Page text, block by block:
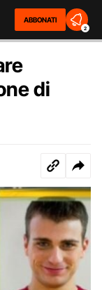
ABBONATI
2
di